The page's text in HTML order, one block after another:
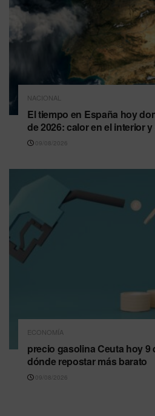
NACIONAL
El tiempo en España hoy
de 2026: calor en el interior
09/08/2026
ECONOMÍA
precio gasolina Ceuta hoy 9
dónde repostar más barato
09/08/2026